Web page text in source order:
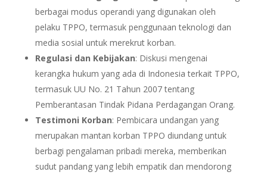
berbagai modus operandi yang digunakan oleh
pelaku TPPO, termasuk penggunaan teknologi dan
media sosial untuk merekrut korban.
Regulasi dan Kebijakan: Diskusi mengenai
kerangka hukum yang ada di Indonesia terkait TPPO,
termasuk UU No. 21 Tahun 2007 tentang
Pemberantasan Tindak Pidana Perdagangan Orang.
Testimoni Korban: Pembicara undangan yang
merupakan mantan korban TPPO diundang untuk
berbagi pengalaman pribadi mereka, memberikan
sudut pandang yang lebih empatik dan mendorong